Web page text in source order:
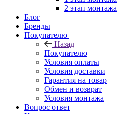
2 этап монтажа
Блог
Бренды
Покупателю
Назад
Покупателю
Условия оплаты
Условия доставки
Гарантия на товар
Обмен и возврат
Условия монтажа
Вопрос ответ